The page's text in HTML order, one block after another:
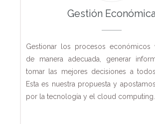
Gestión Económica
Gestionar los procesos económicos
de manera adecuada, generar
tomar las mejores decisiones a
Esta es nuestra propuesta y
por la tecnología y el cloud computing.